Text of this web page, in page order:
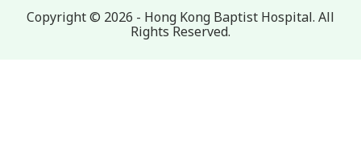
兒童及青少年科中心
產科部
免疫學測試
Copyright © 2026 - Hong Kong Baptist Hospital. All
Rights Reserved.